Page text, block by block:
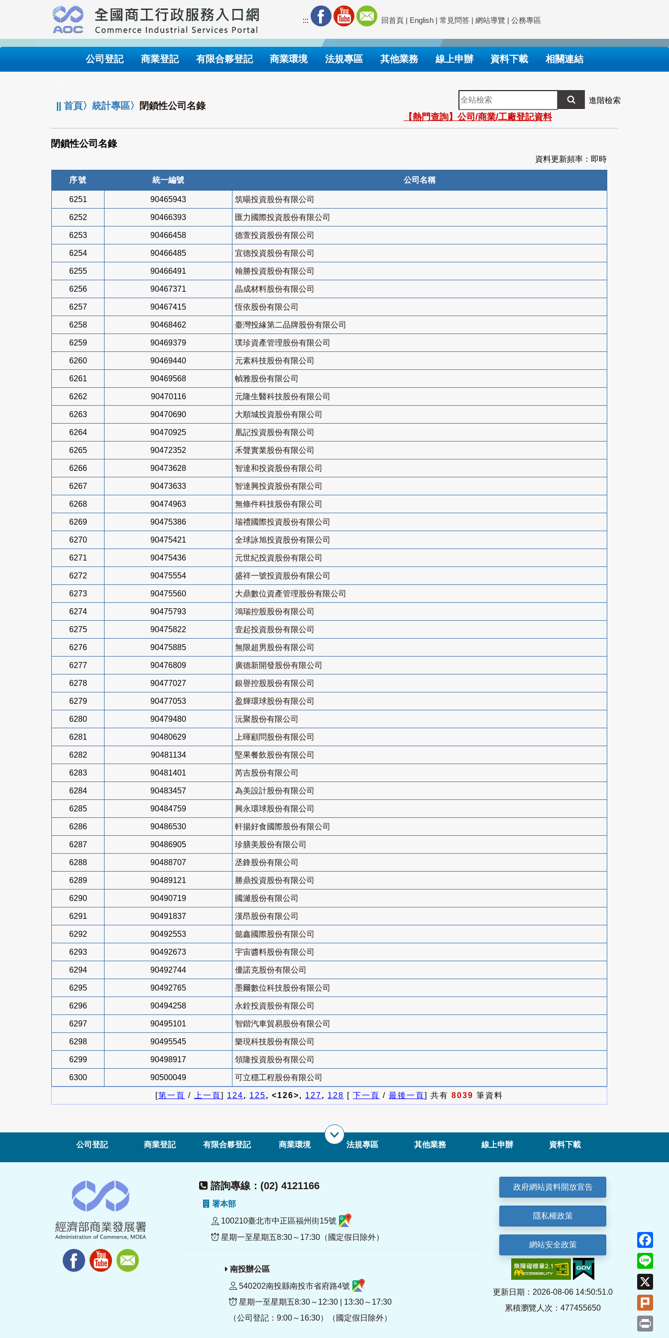
要
內
::: 回首頁 | English | 常見問答 | 網站導覽 | 公務專區
公司登記 商業登記 有限合夥登記 商業環境 法規專區 其他業務 線上申辦 資料下載 相關連結
||首頁〉統計專區〉 閉鎖性公司名錄
全
站
檢
索
進階檢索
【熱門查詢】公司/商業/工廠登記資料
閉鎖性公司名錄
資料更新頻率：即時
序號 統一編號 公司名稱
6251 90465943 筑暘投資股份有限公司
6252 90466393 匯力國際投資股份有限公司
6253 90466458 德萱投資股份有限公司
6254 90466485 宜德投資股份有限公司
6255 90466491 翰勝投資股份有限公司
6256 90467371 晶成材料股份有限公司
6257 90467415 恆依股份有限公司
6258 90468462 臺灣投緣第二品牌股份有限公司
6259 90469379 璞珍資產管理股份有限公司
6260 90469440 元素科技股份有限公司
6261 90469568 幀雅股份有限公司
6262 90470116 元隆生醫科技股份有限公司
6263 90470690 大順城投資股份有限公司
6264 90470925 凰記投資股份有限公司
6265 90472352 禾聲實業股份有限公司
6266 90473628 智達和投資股份有限公司
6267 90473633 智達興投資股份有限公司
6268 90474963 無條件科技股份有限公司
6269 90475386 瑞禮國際投資股份有限公司
6270 90475421 全球詠旭投資股份有限公司
6271 90475436 元世紀投資股份有限公司
6272 90475554 盛祥一號投資股份有限公司
6273 90475560 大鼎數位資產管理股份有限公司
6274 90475793 鴻瑞控股股份有限公司
6275 90475822 壹起投資股份有限公司
6276 90475885 無限超男股份有限公司
6277 90476809 廣德新開發股份有限公司
6278 90477027 銀譽控股股份有限公司
6279 90477053 盈輝環球股份有限公司
6280 90479480 沅聚股份有限公司
6281 90480629 上暉顧問股份有限公司
6282 90481134 堅果餐飲股份有限公司
6283 90481401 芮吉股份有限公司
6284 90483457 為美設計股份有限公司
6285 90484759 興永環球股份有限公司
6286 90486530 軒揚好食國際股份有限公司
6287 90486905 珍膳美股份有限公司
6288 90488707 丞鋒股份有限公司
6289 90489121 勝鼎投資股份有限公司
6290 90490719 國濰股份有限公司
6291 90491837 漢昂股份有限公司
6292 90492553 懿鑫國際股份有限公司
6293 90492673 宇宙醬料股份有限公司
6294 90492744 優諾克股份有限公司
6295 90492765 墨爾數位科技股份有限公司
6296 90494258 永銓投資股份有限公司
6297 90495101 智鍇汽車貿易股份有限公司
6298 90495545 樂現科技股份有限公司
6299 90498917 領隆投資股份有限公司
6300 90500049 可立穩工程股份有限公司
[第一頁 / 上一頁] 124, 125, <126>, 127, 128 [ 下一頁 / 最後一頁] 共有 8039 筆資料
公司登記 商業登記 有限合夥登記 商業環境 法規專區 其他業務 線上申辦 資料下載
諮詢專線：(02) 4121166
署本部
100210臺北市中正區福州街15號
星期一至星期五8:30～17:30（國定假日除外）
南投辦公區
540202南投縣南投市省府路4號
星期一至星期五8:30～12:30 | 13:30～17:30
（公司登記：9:00～16:30）（國定假日除外）
政府網站資料開放宣告
隱私權政策
網站安全政策
更新日期：2026-08-06 14:50:51.0
累積瀏覽人次：477455650